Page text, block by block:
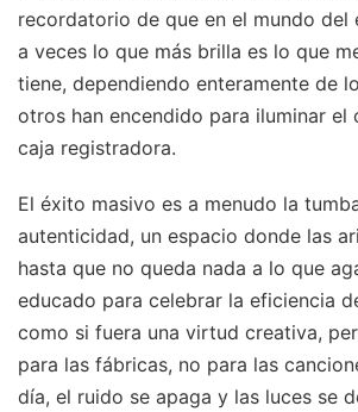
recordatorio de que en el mundo del
a veces lo que más brilla es lo que
tiene, dependiendo enteramente de
otros han encendido para iluminar el
caja registradora.
El éxito masivo es a menudo la
autenticidad, un espacio donde las
hasta que no queda nada a lo que
educado para celebrar la eficiencia
como si fuera una virtud creativa,
para las fábricas, no para las
día, el ruido se apaga y las luces se